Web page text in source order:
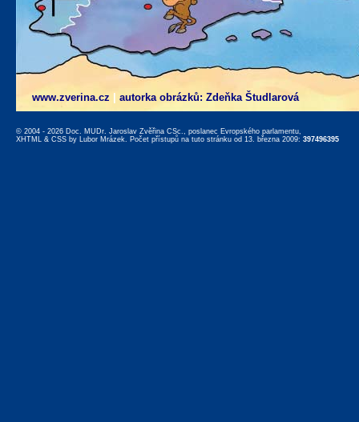
www.zverina.cz autorka obrázků: Zdeňka Študlarová
© 2004 - 2026 Doc. MUDr. Jaroslav Zvěřina CSc., poslanec Evropského parlamentu,
XHTML & CSS by Lubor Mrázek. Počet přístupů na tuto stránku od 13. března 2009: 397496395